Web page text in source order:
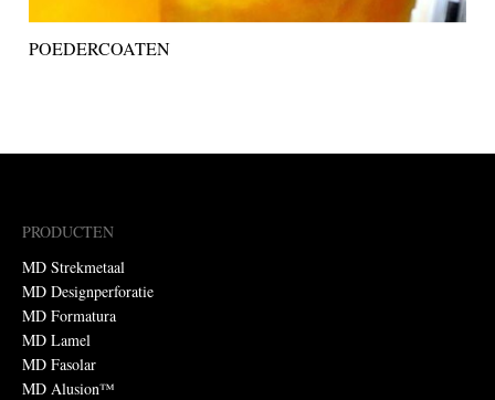
POEDERCOATEN
PRODUCTEN
MD Strekmetaal
MD Designperforatie
MD Formatura
MD Lamel
MD Fasolar
MD Alusion™